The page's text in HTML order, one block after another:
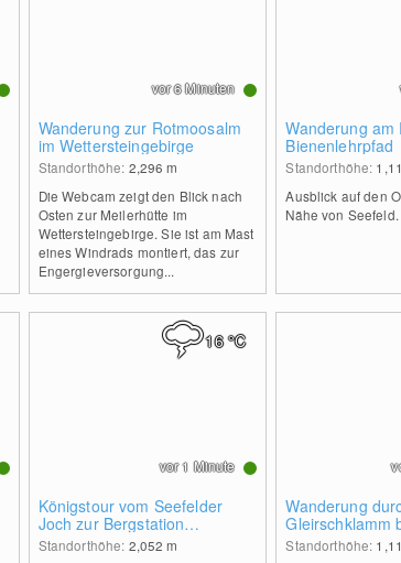
Wanderung zur Rotmoosalm
im Wettersteingebirge
Standorthöhe: 2,296m
Die Webcam zeigt den Blick nach
Osten zur Meilerhütte im
Wettersteingebirge. Sie ist am Mast
eines Windrads montiert, das zur
Engergieversorgung...
vor 6 Minuten
Wanderung am
Bienenlehrpfad
Standorthöhe:
Ausblick auf den
Nähe von Seefeld.
Königstour vom Seefelder
Joch zur Bergstation
Härmelekopfbahn
Standorthöhe: 2,052m
16°C
vor 1 Minute
Wanderung
Gleirschklamm
zur Möslalm
Standorthöhe: